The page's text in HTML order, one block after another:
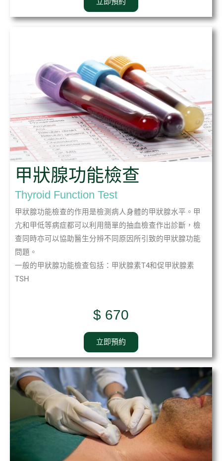
甲狀腺功能檢查
Thyroid Function Test
甲狀腺功能檢查的作用是檢測病人身體的甲狀腺水平。甲
亢和甲低等病症都可以利用簡單的抽血檢查作出診斷，檢
查同時亦可以協助醫生分辨不同原因所引致的甲狀腺功能
問題。
一般的甲狀腺功能檢查包括：甲狀腺素T4和促甲狀腺素
TSH
$ 670
立即預約